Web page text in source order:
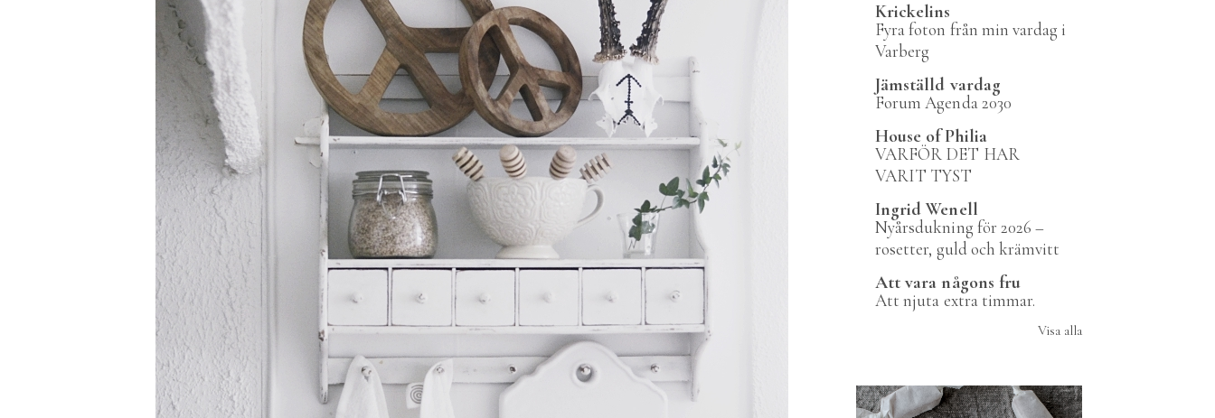
Krickelins
Fyra foton från min vardag i
Varberg
Jämställd vardag
Forum Agenda 2030
House of Philia
VARFÖR DET HAR
VARIT TYST
Ingrid Wenell
Nyårsdukning för 2026 –
rosetter, guld och krämvitt
Att vara någons fru
Att njuta extra timmar.
Visa alla